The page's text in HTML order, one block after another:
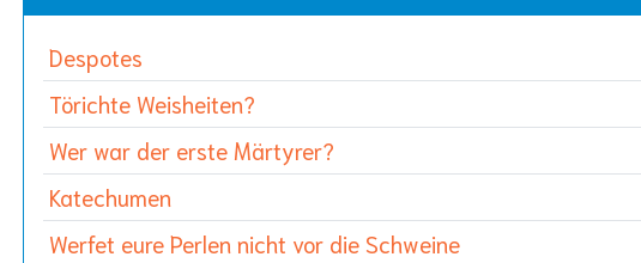
Despotes
Törichte Weisheiten?
Wer war der erste Märtyrer?
Katechumen
Werfet eure Perlen nicht vor die Schweine